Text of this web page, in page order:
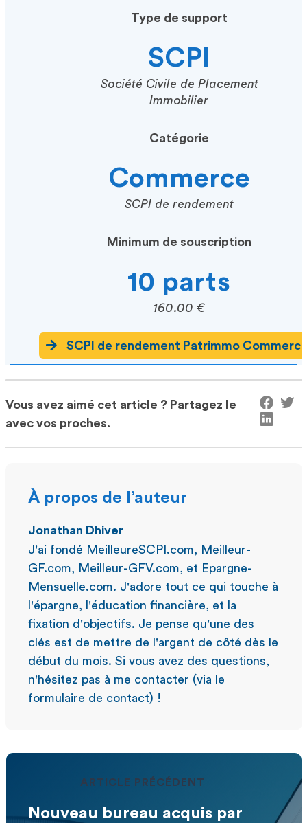
Type de support
SCPI
Société Civile de Placement
Immobilier
Catégorie
Commerce
SCPI de rendement
Minimum de souscription
10 parts
160.00 €
SCPI de rendement Patrimmo
Vous avez aimé cet article ? Partagez le
avec vos proches.
À propos de l’auteur
Jonathan Dhiver
J'ai fondé MeilleureSCPI.com, Meilleur-
GF.com, Meilleur-GFV.com, et Epargne-
Mensuelle.com. J'adore tout ce qui touche à
l'épargne, l'éducation financière, et la
fixation d'objectifs. Je pense qu'une des
clés est de mettre de l'argent de côté dès le
début du mois. Si vous avez des questions,
n'hésitez pas à me contacter (via le
formulaire de contact) !
ARTICLE PRÉCÉDENT
Nouveau bureau acquis par